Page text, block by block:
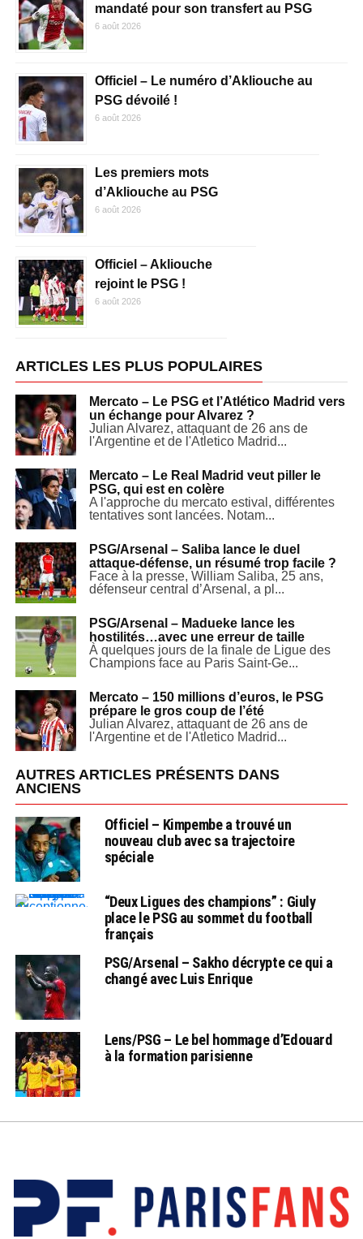
mandaté pour son transfert au PSG
6 août 2026
Officiel – Le numéro d’Akliouche au
PSG dévoilé !
6 août 2026
Les premiers mots
d’Akliouche au PSG
6 août 2026
Officiel – Akliouche
rejoint le PSG !
6 août 2026
ARTICLES LES PLUS POPULAIRES
Mercato – Le PSG et l’Atlético Madrid vers
un échange pour Alvarez ?
Julian Alvarez, attaquant de 26 ans de
l'Argentine et de l'Atletico Madrid...
Mercato – Le Real Madrid veut piller le
PSG, qui est en colère
A l'approche du mercato estival, différentes
tentatives sont lancées. Notam...
PSG/Arsenal – Saliba lance le duel
attaque-défense, un résumé trop facile ?
Face à la presse, William Saliba, 25 ans,
défenseur central d’Arsenal, a pl...
PSG/Arsenal – Madueke lance les
hostilités…avec une erreur de taille
À quelques jours de la finale de Ligue des
Champions face au Paris Saint-Ge...
Mercato – 150 millions d’euros, le PSG
prépare le gros coup de l’été
Julian Alvarez, attaquant de 26 ans de
l'Argentine et de l'Atletico Madrid...
AUTRES ARTICLES PRÉSENTS DANS
ANCIENS
Officiel – Kimpembe a trouvé un
nouveau club avec sa trajectoire
spéciale
“Deux Ligues des champions” : Giuly
place le PSG au sommet du football
français
PSG/Arsenal – Sakho décrypte ce qui a
changé avec Luis Enrique
Lens/PSG – Le bel hommage d’Edouard
à la formation parisienne